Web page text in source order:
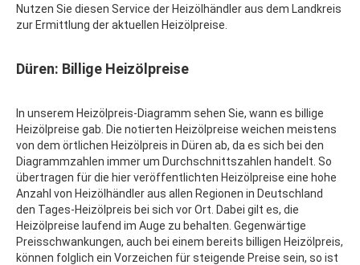
Nutzen Sie diesen Service der Heizölhändler aus dem Landkreis
zur Ermittlung der aktuellen Heizölpreise.
Düren: Billige Heizölpreise
In unserem Heizölpreis-Diagramm sehen Sie, wann es billige
Heizölpreise gab. Die notierten Heizölpreise weichen meistens
von dem örtlichen Heizölpreis in Düren ab, da es sich bei den
Diagrammzahlen immer um Durchschnittszahlen handelt. So
übertragen für die hier veröffentlichten Heizölpreise eine hohe
Anzahl von Heizölhändler aus allen Regionen in Deutschland
den Tages-Heizölpreis bei sich vor Ort. Dabei gilt es, die
Heizölpreise laufend im Auge zu behalten. Gegenwärtige
Preisschwankungen, auch bei einem bereits billigen Heizölpreis,
können folglich ein Vorzeichen für steigende Preise sein, so ist